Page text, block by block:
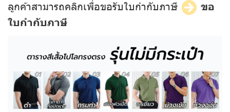
ลูกค้าสามารถคลิกเพื่อขอรับใบกำกับภาษี
ขอ
ใบกำกับภาษี